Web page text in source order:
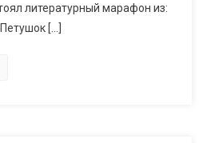
литературный марафон из:
[…]